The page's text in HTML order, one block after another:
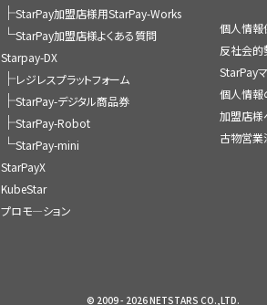
├StarPay加盟店様用StarPay-Works
└StarPay加盟店様よくある質問
Starpay-DX
├レジレスプラットフォーム
├StarPay-デジタル商品券
├StarPay-Robot
└StarPay-mini
StarPayX
KubeStar
プロモ―ション
個人情報
反社会的
StarPay
個人情報
加盟店様
古物営業
© 2009 - 2026 NETSTARS CO.,LTD.